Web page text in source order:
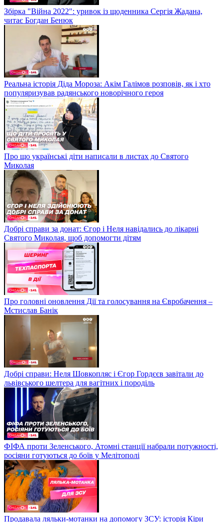
Збірка "Війна 2022": уривок із щоденника Сергія Жадана,
читає Богдан Бенюк
Реальна історія Діда Мороза: Акім Галімов розповів, як і хто
популяризував радянського новорічного героя
Про що українські діти написали в листах до Святого
Миколая
Добрі справи за донат: Єгор і Неля навідались до лікарні
Святого Миколая, щоб допомогти дітям
Про головні оновлення Дії та голосування на Євробачення –
Мстислав Банік
Добрі справи: Неля Шовкопляс і Єгор Гордєєв завітали до
львівського шелтера для вагітних і породіль
ФІФА проти Зеленського, Атомні станції набрали потужності,
росіяни готуються до боїв у Мелітополі
Продавала ляльки-мотанки на допомогу ЗСУ: історія Кіри